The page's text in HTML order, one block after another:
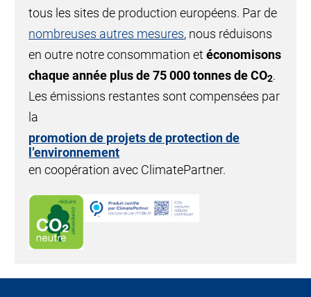
tous les sites de production européens. Par de
nombreuses autres mesures, nous réduisons
en outre notre consommation etéconomisons
chaque année plus de 75 000 tonnes de CO2.
Les émissions restantes sont compensées par
la
promotion de projets de protection de
l’environnement
en coopération avec ClimatePartner.